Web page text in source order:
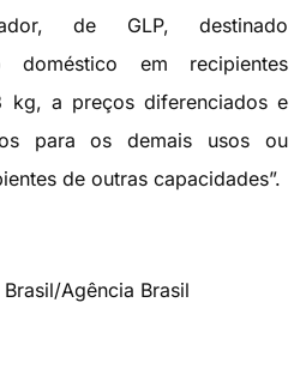
de GLP, destinado
doméstico em recipientes
kg, a preços diferenciados e
para os demais usos ou
de outras capacidades”.
Agência Brasil